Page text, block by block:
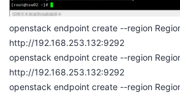
openstack endpoint create --region
http://192.168.253.132:9292
openstack endpoint create --region
http://192.168.253.132:9292
openstack endpoint create --region